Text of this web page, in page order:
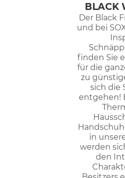
BLACK
Der Black
und bei
finden Sie
für die
zu
sich die
entgehen!
in
werden
den